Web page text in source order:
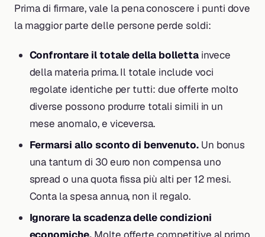
Prima di firmare, vale la pena conoscere i punti dove
la maggior parte delle persone perde soldi:
Confrontare il totale della bollettainvece
della materia prima. Il totale include voci
regolate identiche per tutti: due offerte molto
diverse possono produrre totali simili in un
mese anomalo, e viceversa.
Fermarsi allo sconto di benvenuto.Un bonus
una tantum di 30 euro non compensa uno
spread o una quota fissa più alti per 12 mesi.
Conta la spesa annua, non il regalo.
Ignorare la scadenza delle condizioni